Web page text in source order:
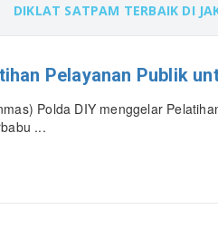
DIKLAT SATPAM TERBAIK DI
Pelayanan Publik
Polda DIY menggelar
...